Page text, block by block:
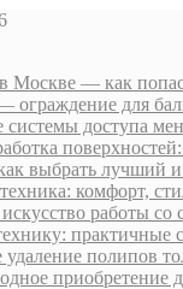
Москве — как
для
доступа
выбрать лучший и
комфорт,
работы со
практичные
удаление полипов
приобретение